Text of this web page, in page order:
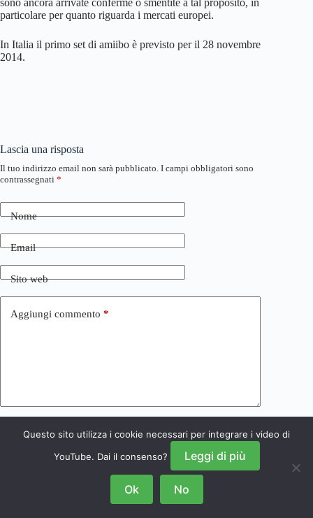
sono ancora arrivate conferme o smentite a tal proposito, in
particolare per quanto riguarda i mercati europei.
In Italia il primo set di amiibo è previsto per il 28 novembre
2014.
Lascia una risposta
Il tuo indirizzo email non sarà pubblicato. I campi obbligatori sono
contrassegnati *
Nome
Email
Sito web
Aggiungi commento *
Invia commento
Questo sito utilizza i cookie necessari per integrare i video di
YouTube. Dai il consenso?
Leggi di più
Ok No